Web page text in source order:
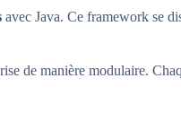
avec Java. Ce framework se
de manière modulaire.